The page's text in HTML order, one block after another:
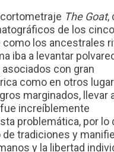
The Goat,
de los cinco
como los ancestrales
iba a levantar
con gran
como en otros
marginados, llevar
increíblemente
problemática, por lo
de tradiciones y
y la libertad